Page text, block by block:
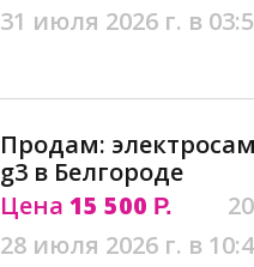
31 июля 2026 г. в
Продам:
g3 в Белгороде
Цена 15 500 Р.
28 июля 2026 г. в